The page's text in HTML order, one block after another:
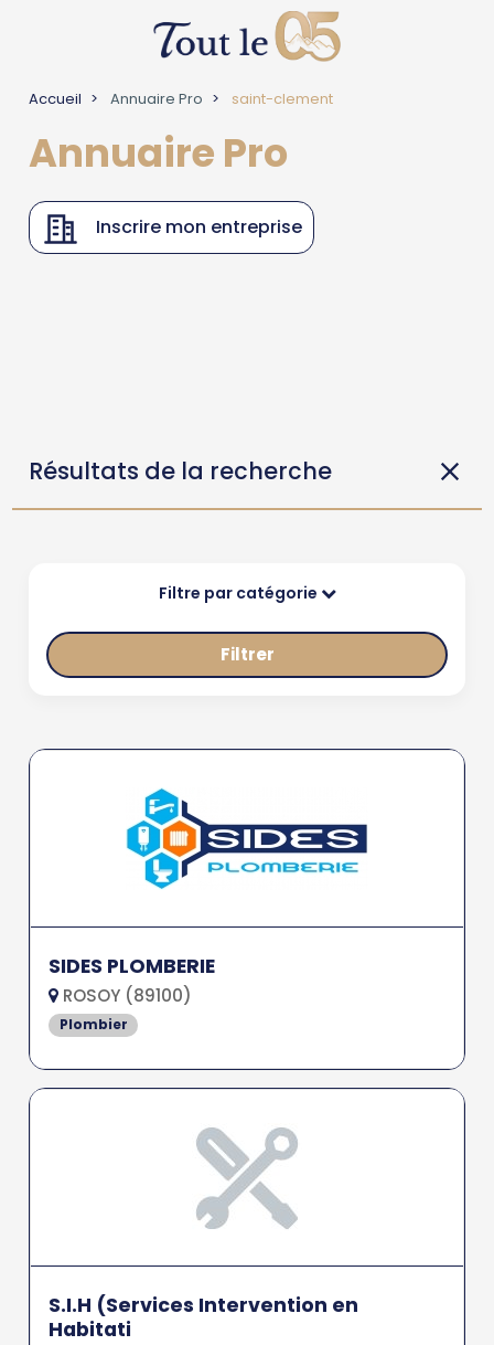
Accueil Annuaire Pro saint-clement
Annuaire Pro
Inscrire mon entreprise
Résultats de la recherche
Filtre par catégorie
Filtrer
SIDES PLOMBERIE
ROSOY (89100)
Plombier
S.I.H (Services Intervention en
Habitati